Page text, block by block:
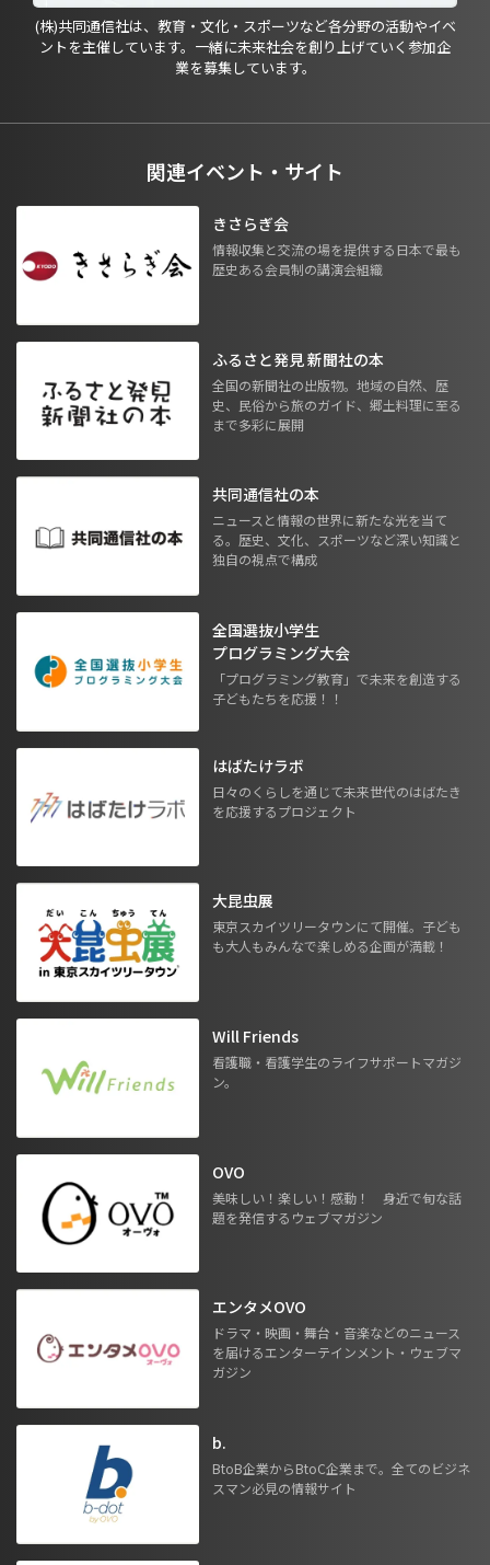
(株)共同通信社は、教育・文化・スポーツなど各分野の活動やイベ
ントを主催しています。一緒に未来社会を創り上げていく参加企
業を募集しています。
関連イベント・サイト
きさらぎ会
情報収集と交流の場を提供する日本で最も
歴史ある会員制の講演会組織
ふるさと発見 新聞社の本
全国の新聞社の出版物。地域の自然、歴
史、民俗から旅のガイド、郷土料理に至る
まで多彩に展開
共同通信社の本
ニュースと情報の世界に新たな光を当て
る。歴史、文化、スポーツなど深い知識と
独自の視点で構成
全国選抜小学生
プログラミング大会
「プログラミング教育」で未来を創造する
子どもたちを応援！！
はばたけラボ
日々のくらしを通じて未来世代のはばたき
を応援するプロジェクト
大昆虫展
東京スカイツリータウンにて開催。子ども
も大人もみんなで楽しめる企画が満載！
Will Friends
看護職・看護学生のライフサポートマガジ
ン。
OVO
美味しい！楽しい！感動！ 身近で旬な話
題を発信するウェブマガジン
エンタメOVO
ドラマ・映画・舞台・音楽などのニュース
を届けるエンターテインメント・ウェブマ
ガジン
b.
BtoB企業からBtoC企業まで。全てのビジネ
スマン必見の情報サイト